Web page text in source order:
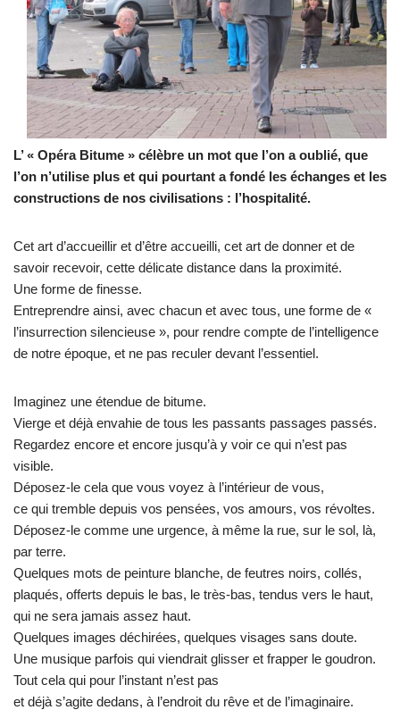
L’ « Opéra Bitume » célèbre un mot que l’on a oublié, que
l’on n’utilise plus et qui pourtant a fondé les échanges et les
constructions de nos civilisations : l’hospitalité.
Cet art d’accueillir et d’être accueilli, cet art de donner et de
savoir recevoir, cette délicate distance dans la proximité.
Une forme de finesse.
Entreprendre ainsi, avec chacun et avec tous, une forme de «
l’insurrection silencieuse », pour rendre compte de l’intelligence
de notre époque, et ne pas reculer devant l’essentiel.
Imaginez une étendue de bitume.
Vierge et déjà envahie de tous les passants passages passés.
Regardez encore et encore jusqu’à y voir ce qui n’est pas
visible.
Déposez-le cela que vous voyez à l’intérieur de vous,
ce qui tremble depuis vos pensées, vos amours, vos révoltes.
Déposez-le comme une urgence, à même la rue, sur le sol, là,
par terre.
Quelques mots de peinture blanche, de feutres noirs, collés,
plaqués, offerts depuis le bas, le très-bas, tendus vers le haut,
qui ne sera jamais assez haut.
Quelques images déchirées, quelques visages sans doute.
Une musique parfois qui viendrait glisser et frapper le goudron.
Tout cela qui pour l’instant n’est pas
et déjà s’agite dedans, à l’endroit du rêve et de l’imaginaire.